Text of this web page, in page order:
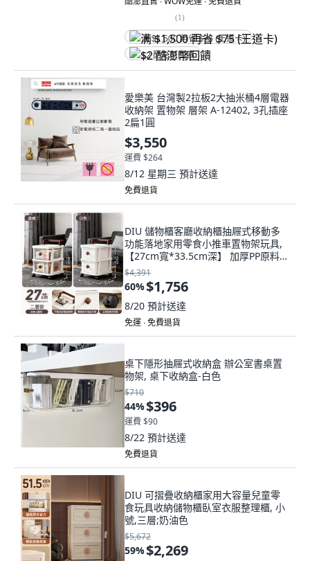
(1)
满 $1,500 再省 $75 (王道卡)
$2 酷澎幣回饋
愛樂美 台灣製2拉板2大抽米桶4層電器
收納架 置物架 層架 A-12402, 3孔插座
2扁1圓
$3,550
運費 $264
8/12 星期三 預計送達
免費退貨
DIU 儲物櫃客廳收納櫃抽屜式移動多
功能落地家用零食小推車置物架玩具,
【27cm寬*33.5cm深】 加厚PP原料
【透灰款】
$4,391
60%$1,756
8/20 預計送達
免運 ∙ 免費退貨
桌下隱形抽屜式收納盒 辦公室書桌置
物架, 桌下收納盒-白色
$710
44%$396
運費 $90
8/22 預計送達
免費退貨
DIU 可摺疊收納櫃家用大容量兒童零
食玩具收納儲物櫃臥室衣服整理櫃, 小
號,三層;奶油色
$5,672
59%$2,269